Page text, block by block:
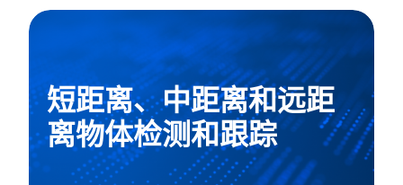
短距离、中距离和远距
离物体检测和跟踪